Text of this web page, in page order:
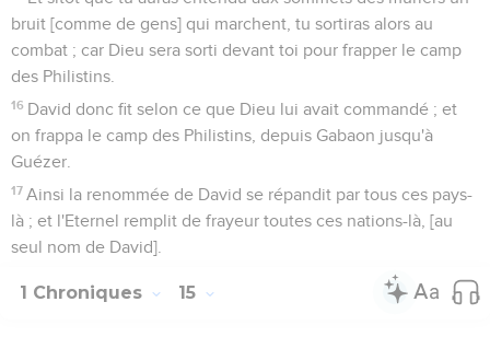
bruit [comme de gens] qui marchent, tu sortiras alors au
combat ; car Dieu sera sorti devant toi pour frapper le camp
des Philistins.
16 David donc fit selon ce que Dieu lui avait commandé ; et
on frappa le camp des Philistins, depuis Gabaon jusqu'à
Guézer.
17 Ainsi la renommée de David se répandit par tous ces pays-
là ; et l'Eternel remplit de frayeur toutes ces nations-là, [au
seul nom de David].
1 Chroniques 15